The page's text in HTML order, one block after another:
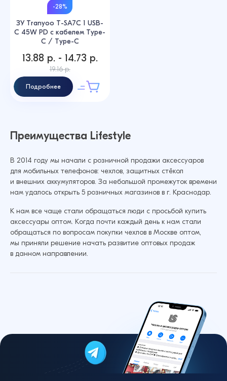
-28%
ЗУ Tranyoo T-SA7C 1 USB-
C 45W PD с кабелем Type-
C / Type-C
13.88 р. - 14.73 р.
19.16 р.
Подробнее
Преимущества Lifestyle
В 2014 году мы начали с розничной продажи аксессуаров
для мобильных телефонов: чехлов, защитных стёкол
и внешних аккумуляторов. За небольшой промежуток времени
нам удалось открыть 5 розничных магазинов в г. Краснодар.
К нам все чаще стали обращаться люди с просьбой купить
аксессуары оптом. Когда почти каждый день к нам стали
обращаться по вопросам покупки чехлов в Москве оптом,
мы приняли решение начать развитие оптовых продаж
в данном направлении.